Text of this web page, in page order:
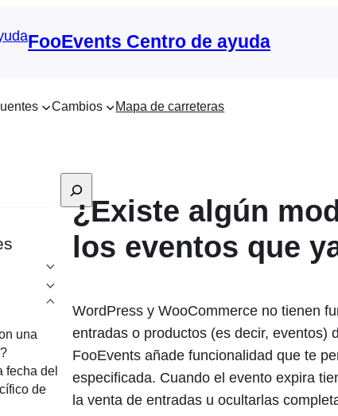
FooEvents Centro de ayuda
Cambios Mapa de carreteras
una
fecha del
de
¿Existe algún
los eventos que
WordPress y WooCommerce no tienen
entradas o productos (es decir, eventos)
FooEvents añade funcionalidad que te
especificada. Cuando el evento expira
la venta de entradas u ocultarlas